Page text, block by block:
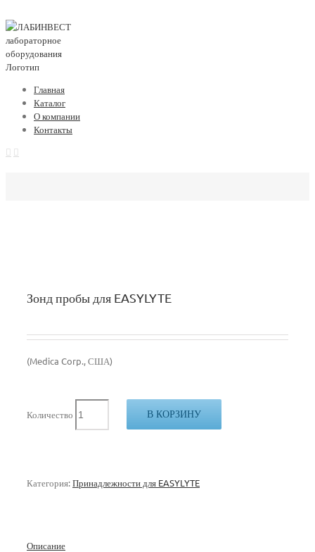
Главная
Каталог
О компании
Контакты
Зонд пробы для EASYLYTE
(Medica Corp., США)
Количество В КОРЗИНУ
Категория:Принадлежности для EASYLYTE
Описание